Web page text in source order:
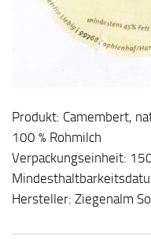
Produkt: Camembert,
100 % Rohmilch
Verpackungseinheit:
Hersteller: Ziegenalm